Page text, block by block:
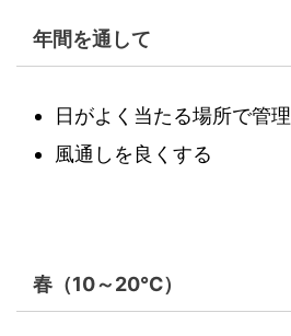
年間を通して
日がよく当たる場所で管理
風通しを良くする
春（10～20℃）